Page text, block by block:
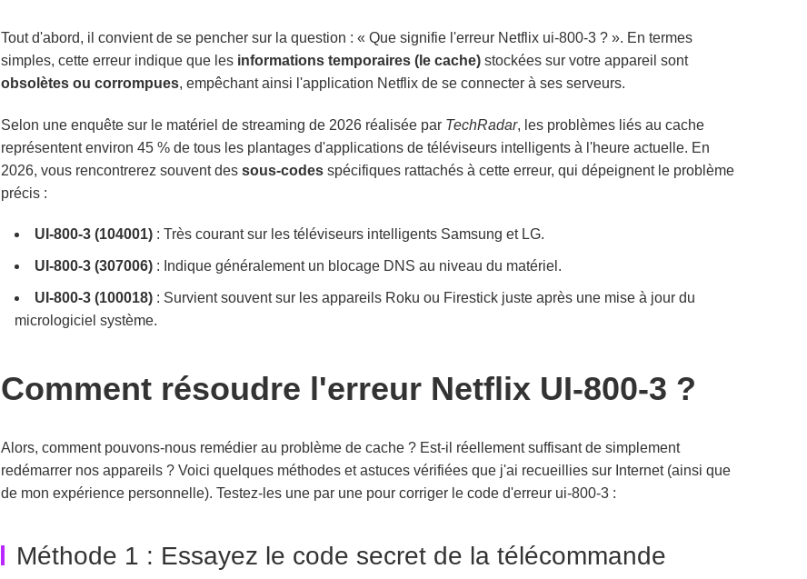
Tout d'abord, il convient de se pencher sur la question : « Que signifie l'erreur Netflix ui-800-3 ? ». En termes
simples, cette erreur indique que les informations temporaires (le cache) stockées sur votre appareil sont
obsolètes ou corrompues, empêchant ainsi l'application Netflix de se connecter à ses serveurs.
Selon une enquête sur le matériel de streaming de 2026 réalisée par TechRadar, les problèmes liés au cache
représentent environ 45 % de tous les plantages d'applications de téléviseurs intelligents à l'heure actuelle. En
2026, vous rencontrerez souvent des sous-codes spécifiques rattachés à cette erreur, qui dépeignent le problème
précis :
UI-800-3 (104001) : Très courant sur les téléviseurs intelligents Samsung et LG.
UI-800-3 (307006) : Indique généralement un blocage DNS au niveau du matériel.
UI-800-3 (100018) : Survient souvent sur les appareils Roku ou Firestick juste après une mise à jour du
micrologiciel système.
Comment résoudre l'erreur Netflix UI-800-3 ?
Alors, comment pouvons-nous remédier au problème de cache ? Est-il réellement suffisant de simplement
redémarrer nos appareils ? Voici quelques méthodes et astuces vérifiées que j'ai recueillies sur Internet (ainsi que
de mon expérience personnelle). Testez-les une par une pour corriger le code d'erreur ui-800-3 :
Méthode 1 : Essayez le code secret de la télécommande